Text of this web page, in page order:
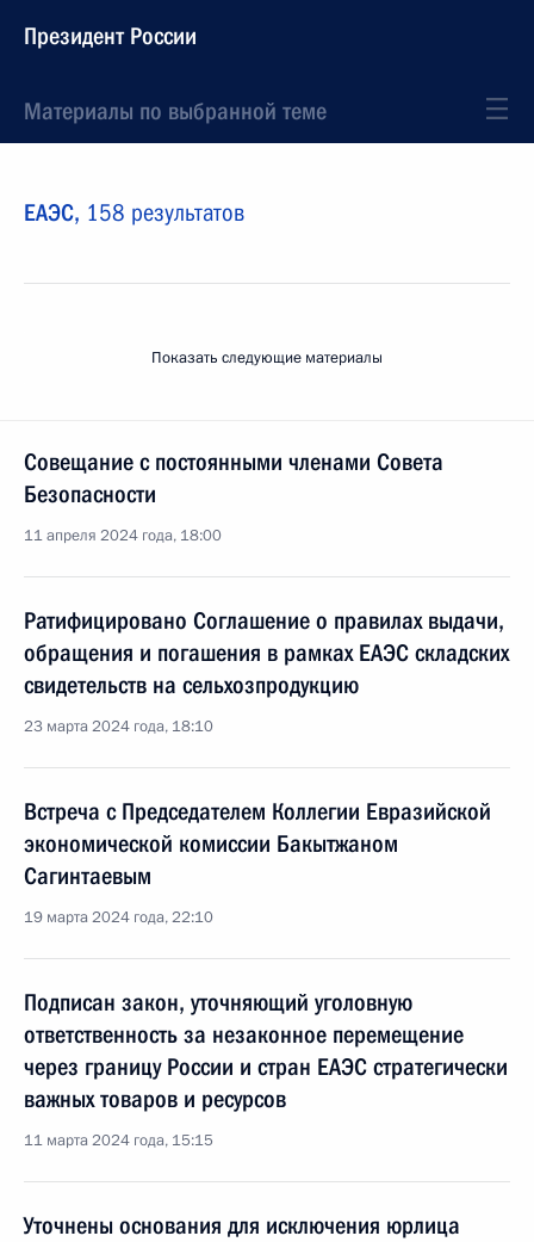
Президент России
Материалы по выбранной теме
ЕАЭС, 158 результатов
Показать следующие материалы
Совещание с постоянными членами Совета
Безопасности
11 апреля 2024 года, 18:00
Ратифицировано Соглашение о правилах выдачи,
обращения и погашения в рамках ЕАЭС складских
свидетельств на сельхозпродукцию
23 марта 2024 года, 18:10
Встреча с Председателем Коллегии Евразийской
экономической комиссии Бакытжаном
Сагинтаевым
19 марта 2024 года, 22:10
Подписан закон, уточняющий уголовную
ответственность за незаконное перемещение
через границу России и стран ЕАЭС стратегически
важных товаров и ресурсов
11 марта 2024 года, 15:15
Уточнены основания для исключения юрлица